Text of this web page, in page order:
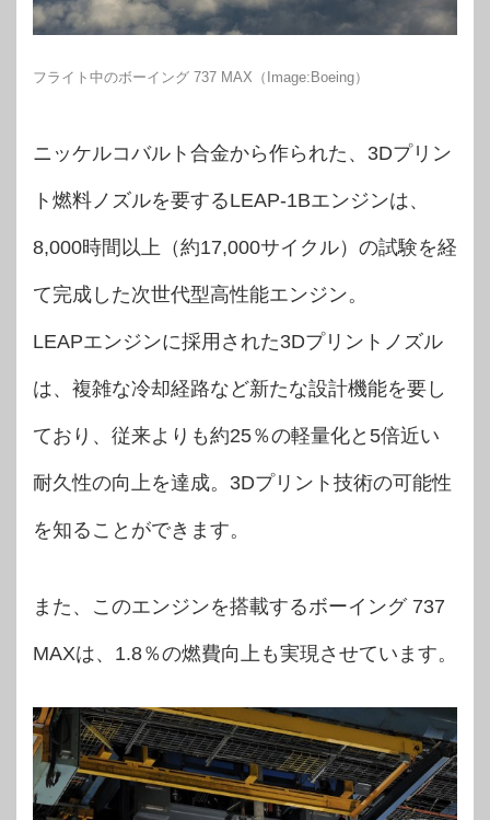
フライト中のボーイング 737 MAX（Image:Boeing）
ニッケルコバルト合金から作られた、3Dプリン
ト燃料ノズルを要するLEAP-1Bエンジンは、
8,000時間以上（約17,000サイクル）の試験を経
て完成した次世代型高性能エンジン。
LEAPエンジンに採用された3Dプリントノズル
は、複雑な冷却経路など新たな設計機能を要し
ており、従来よりも約25％の軽量化と5倍近い
耐久性の向上を達成。3Dプリント技術の可能性
を知ることができます。
また、このエンジンを搭載するボーイング 737
MAXは、1.8％の燃費向上も実現させています。